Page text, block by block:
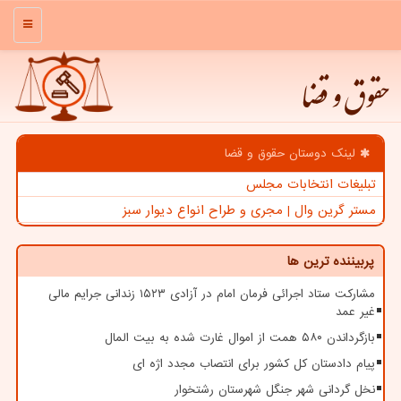
منو
حقوق و قضا
لینک دوستان حقوق و قضا
تبلیغات انتخابات مجلس
مستر گرین وال | مجری و طراح انواع دیوار سبز
پربیننده ترین ها
مشارکت ستاد اجرائی فرمان امام در آزادی ۱۵۲۳ زندانی جرایم مالی
غیر عمد
بازگرداندن ۵۸۰ همت از اموال غارت شده به بیت المال
پیام دادستان کل کشور برای انتصاب مجدد اژه ای
نخل گردانی شهر جنگل شهرستان رشتخوار